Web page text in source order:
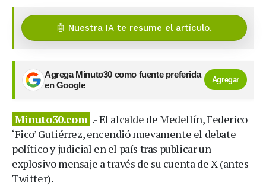
🤖 Nuestra IA te resume el artículo.
Agrega Minuto30 como fuente preferida
en Google
Agregar
Minuto30.com .- El alcalde de Medellín, Federico
‘Fico’ Gutiérrez, encendió nuevamente el debate
político y judicial en el país tras publicar un
explosivo mensaje a través de su cuenta de X (antes
Twitter).